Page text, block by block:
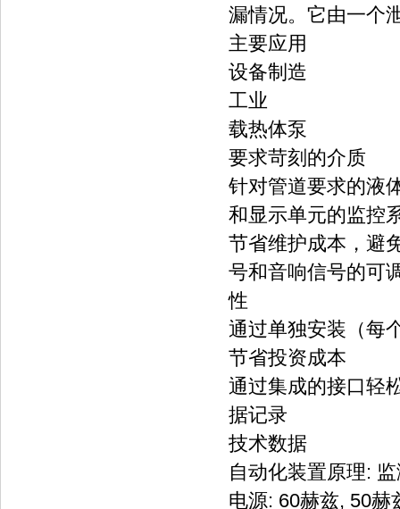
漏情况。它由一个
主要应用
设备制造
工业
载热体泵
要求苛刻的介质
针对管道要求的液
和显示单元的监控
节省维护成本，避
号和音响信号的可
性
通过单独安装（每
节省投资成本
通过集成的接口轻
据记录
技术数据
自动化装置原理:
电源: 60赫兹, 50赫